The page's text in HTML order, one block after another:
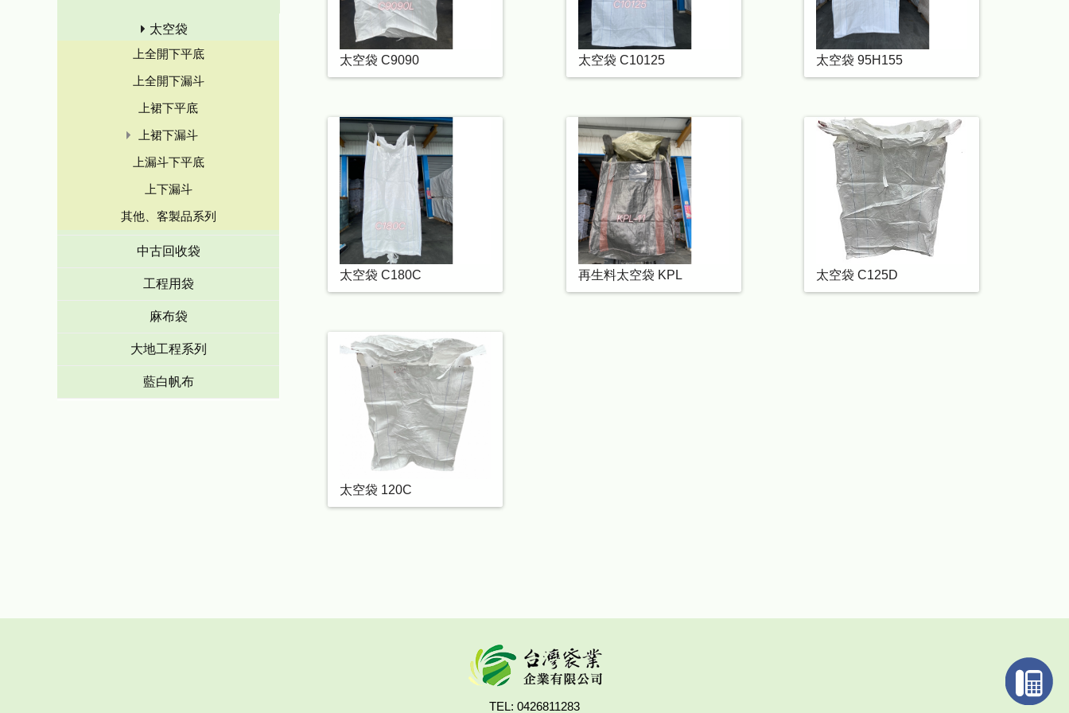
太空袋
上全開下平底
上全開下漏斗
上裙下平底
上裙下漏斗
上漏斗下平底
上下漏斗
其他、客製品系列
中古回收袋
工程用袋
麻布袋
大地工程系列
藍白帆布
太空袋 C9090 太空袋 C10125 太空袋 95H155
太空袋 C180C 再生料太空袋 KPL 太空袋 C125D
太空袋 120C
TEL: 0426811283